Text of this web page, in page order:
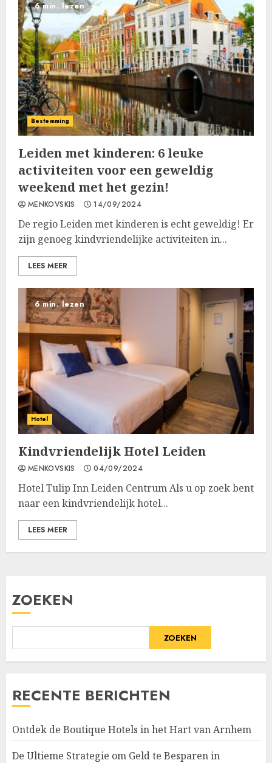
6 min. lezen
Bestemming
Leiden met kinderen: 6 leuke
activiteiten voor een geweldig
weekend met het gezin!
MENKOVSKIS 14/09/2024
De regio Leiden met kinderen is echt geweldig! Er
zijn genoeg kindvriendelijke activiteiten in...
LEES MEER
6 min. lezen
Hotel
Kindvriendelijk Hotel Leiden
MENKOVSKIS 04/09/2024
Hotel Tulip Inn Leiden Centrum Als u op zoek bent
naar een kindvriendelijk hotel...
LEES MEER
ZOEKEN
ZOEKEN
RECENTE BERICHTEN
Ontdek de Boutique Hotels in het Hart van Arnhem
De Ultieme Strategie om Geld te Besparen in